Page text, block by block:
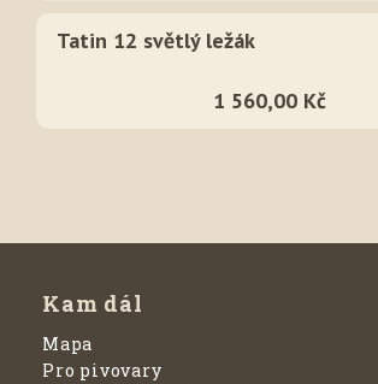
Tatin 12 světlý ležák
1 560,00 Kč
Kam dál
Mapa
Pro pivovary